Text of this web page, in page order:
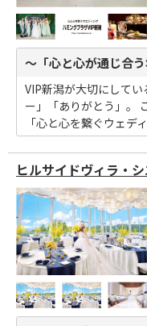
～「心と心が通じ合
VIP新潟が大切にして
ー」「ありがとう」。
「心と心を繋ぐウェデ
ヒルサイドヴィラ・